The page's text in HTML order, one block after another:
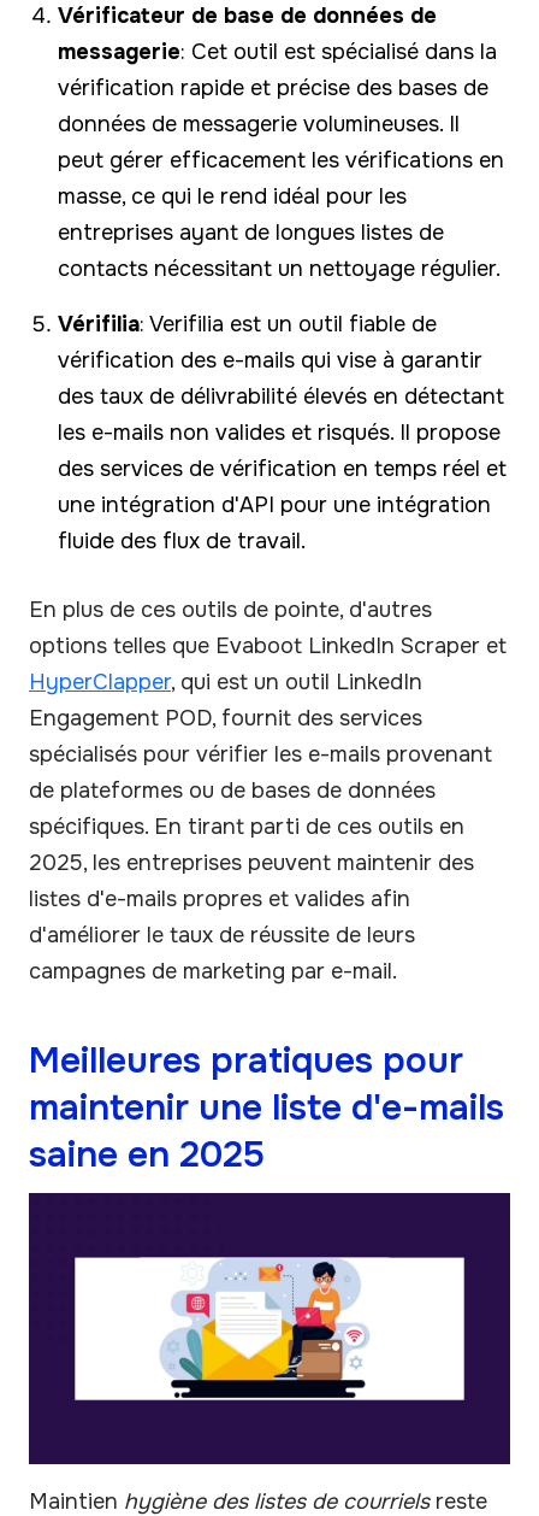
Vérificateur de base de données de
messagerie: Cet outil est spécialisé dans la
vérification rapide et précise des bases de
données de messagerie volumineuses. Il
peut gérer efficacement les vérifications en
masse, ce qui le rend idéal pour les
entreprises ayant de longues listes de
contacts nécessitant un nettoyage régulier.
Vérifilia: Verifilia est un outil fiable de
vérification des e-mails qui vise à garantir
des taux de délivrabilité élevés en détectant
les e-mails non valides et risqués. Il propose
des services de vérification en temps réel et
une intégration d'API pour une intégration
fluide des flux de travail.
En plus de ces outils de pointe, d'autres
options telles que Evaboot LinkedIn Scraper et
HyperClapper, qui est un outil LinkedIn
Engagement POD, fournit des services
spécialisés pour vérifier les e-mails provenant
de plateformes ou de bases de données
spécifiques. En tirant parti de ces outils en
2025, les entreprises peuvent maintenir des
listes d'e-mails propres et valides afin
d'améliorer le taux de réussite de leurs
campagnes de marketing par e-mail.
Meilleures pratiques pour
maintenir une liste d'e-mails
saine en 2025
Maintien hygiène des listes de courrielsreste